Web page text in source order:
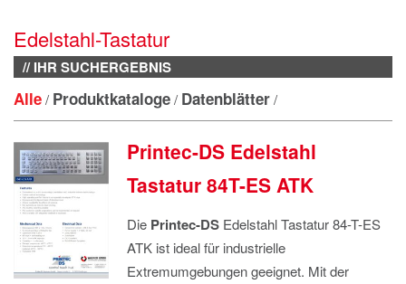
DATENSCHUTZ
Edelstahl-Tastatur
// IHR SUCHERGEBNIS
Alle/ Produktkataloge/ Datenblätter/
Printec-DS Edelstahl
Tastatur 84T-ES ATK
Die Printec-DSEdelstahl Tastatur 84-T-ES
ATK ist ideal für industrielle
Extremumgebungen geeignet. Mit der